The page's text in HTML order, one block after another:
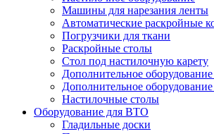
Машины для нарезания ленты
Автоматические раскройные
Погрузчики для ткани
Раскройные столы
Стол под настилочную карету
Дополнительное
Дополнительное
Настилочные столы
Оборудование для ВТО
Гладильные доски